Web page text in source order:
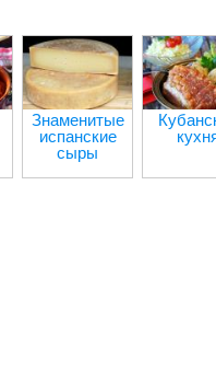
Знаменитые
испанские
сыры